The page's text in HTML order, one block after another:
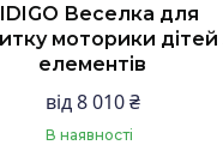
Веселка для
моторики дітей
елементів
від 8 010 ₴
В наявності